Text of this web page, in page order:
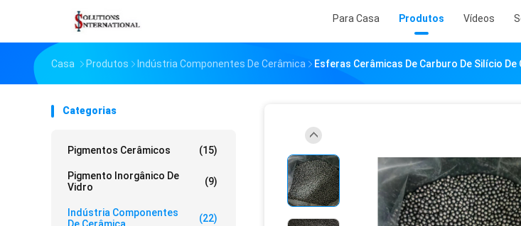
Para Casa Produtos Vídeos
Casa Produtos Indústria Componentes De Cerâmica Esferas Cerâmicas De Carburo De Silício
Categorias
Pigmentos Cerâmicos (15)
Pigmento Inorgânico De
Vidro
(9)
Indústria Componentes
(22)